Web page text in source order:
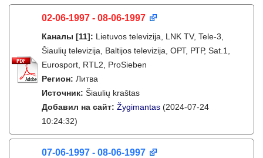
02-06-1997 - 08-06-1997
Каналы [11]: Lietuvos televizija, LNK TV, Tele-3,
Šiaulių televizija, Baltijos televizija, ОРТ, РТР, Sat.1,
Eurosport, RTL2, ProSieben
Регион: Литва
Источник: Šiaulių kraštas
Добавил на сайт: Žygimantas (2024-07-24
10:24:32)
07-06-1997 - 08-06-1997